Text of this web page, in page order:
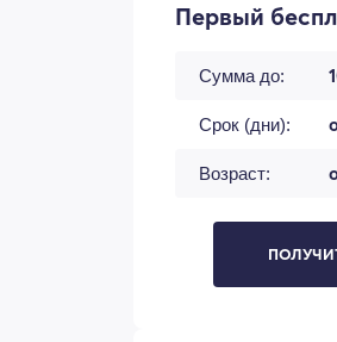
Первый
Сумма до:
Срок (дни):
Возраст: